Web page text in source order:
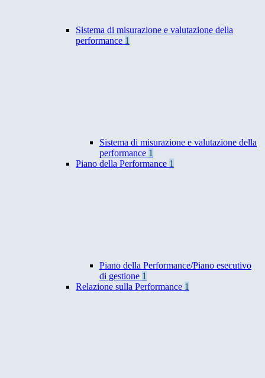
Sistema di misurazione e valutazione della
performance 1
Sistema di misurazione e valutazione della
performance 1
Piano della Performance 1
Piano della Performance/Piano esecutivo
di gestione 1
Relazione sulla Performance 1